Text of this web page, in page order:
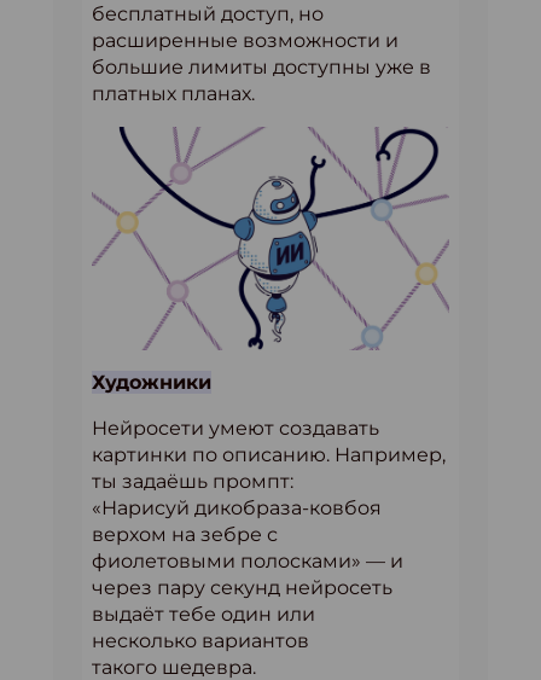
бесплатный доступ, но
расширенные возможности и
большие лимиты доступны уже в
платных планах.
Художники
Нейросети умеют создавать
картинки по описанию. Например,
ты задаёшь промпт:
«Нарисуй дикобраза-ковбоя
верхом на зебре с
фиолетовыми полосками» — и
через пару секунд нейросеть
выдаёт тебе один или
несколько вариантов
такого шедевра.